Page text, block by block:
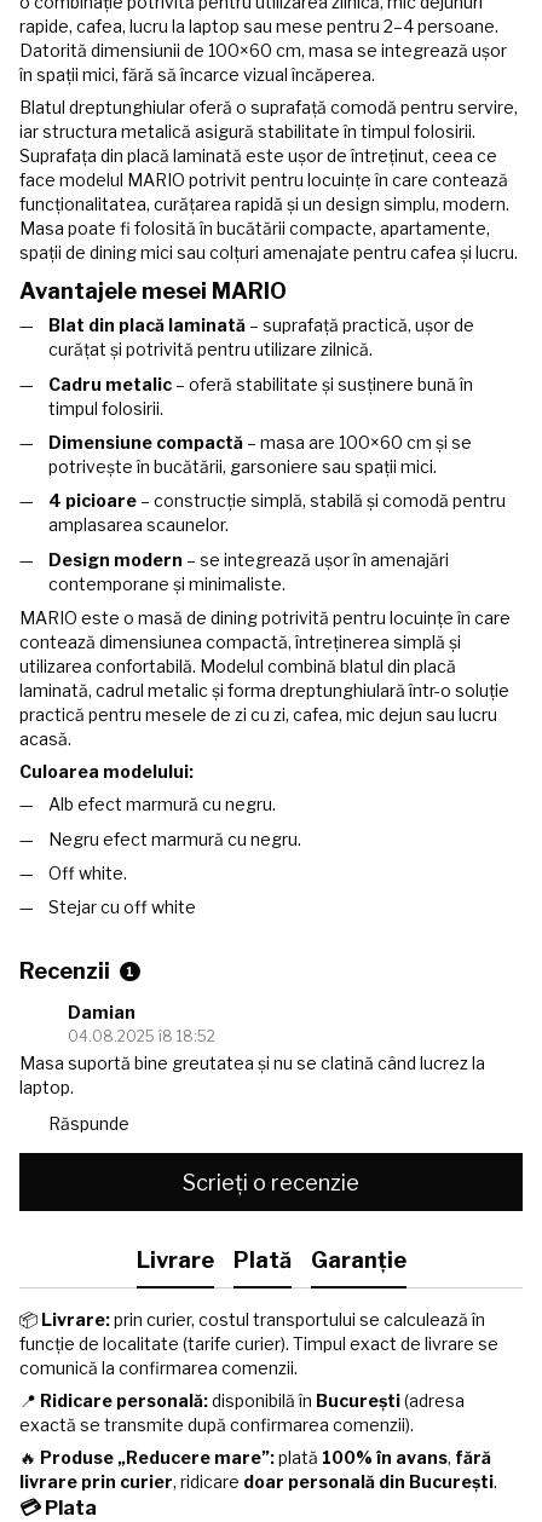
rapide, cafea, lucru la laptop sau mese pentru 2–4 persoane.
Datorită dimensiunii de 100×60 cm, masa se integrează ușor
în spații mici, fără să încarce vizual încăperea.
Blatul dreptunghiular oferă o suprafață comodă pentru servire,
iar structura metalică asigură stabilitate în timpul folosirii.
Suprafața din placă laminată este ușor de întreținut, ceea ce
face modelul MARIO potrivit pentru locuințe în care contează
funcționalitatea, curățarea rapidă și un design simplu, modern.
Masa poate fi folosită în bucătării compacte, apartamente,
spații de dining mici sau colțuri amenajate pentru cafea și lucru.
Avantajele mesei MARIO
Blat din placă laminată – suprafață practică, ușor de
curățat și potrivită pentru utilizare zilnică.
Cadru metalic – oferă stabilitate și susținere bună în
timpul folosirii.
Dimensiune compactă – masa are 100×60 cm și se
potrivește în bucătării, garsoniere sau spații mici.
4 picioare – construcție simplă, stabilă și comodă pentru
amplasarea scaunelor.
Design modern – se integrează ușor în amenajări
contemporane și minimaliste.
MARIO este o masă de dining potrivită pentru locuințe în care
contează dimensiunea compactă, întreținerea simplă și
utilizarea confortabilă. Modelul combină blatul din placă
laminată, cadrul metalic și forma dreptunghiulară într-o soluție
practică pentru mesele de zi cu zi, cafea, mic dejun sau lucru
acasă.
Culoarea modelului:
Alb efect marmură cu negru.
Negru efect marmură cu negru.
Off white.
Stejar cu off white
Recenzii 1
Damian
04.08.2025 î8 18:52
Masa suportă bine greutatea și nu se clatină când lucrez la
laptop.
Răspunde
Scrieți o recenzie
Livrare Plată Garanție
📦 Livrare:prin curier, costul transportului se calculează în
funcție de localitate (tarife curier). Timpul exact de livrare se
comunică la confirmarea comenzii.
📍 Ridicare personală:disponibilă în București(adresa
exactă se transmite după confirmarea comenzii).
🔥 Produse „Reducere mare”:plată 100% în avans, fără
livrare prin curier, ridicare doar personală din București.
💳 Plata